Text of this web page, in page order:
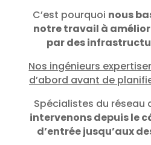
C’est pourquoi nous
notre travail à
par des
Nos ingénieurs
d’abord avant de
Spécialistes du réseau
intervenons depuis le
d’entrée jusqu’aux